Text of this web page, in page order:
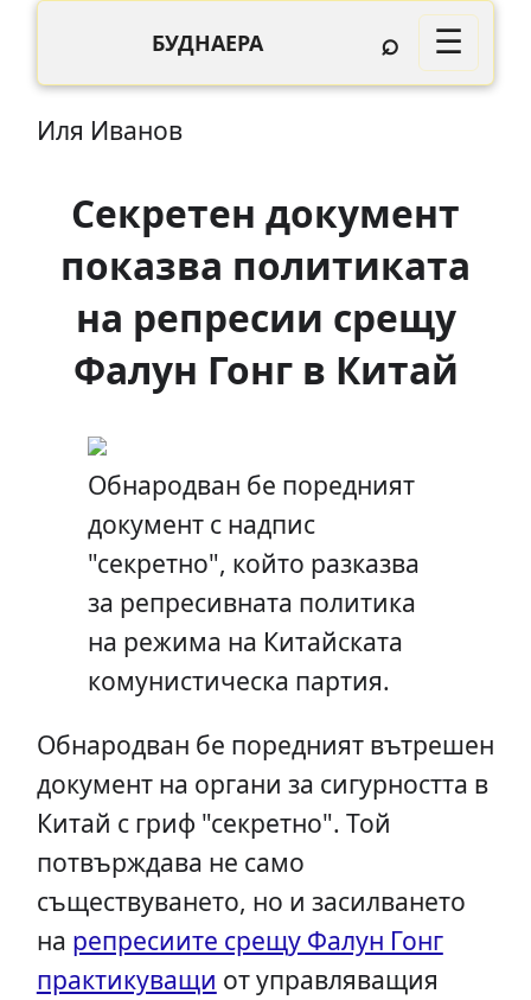
БУДНАЕРА ⌕ ☰
Иля Иванов
Секретен документ
показва политиката
на репресии срещу
Фалун Гонг в Китай
Обнародван бе поредният
документ с надпис
"секретно", който разказва
за репресивната политика
на режима на Китайската
комунистическа партия.
Обнародван бе поредният вътрешен
документ на органи за сигурността в
Китай с гриф "секретно". Той
потвърждава не само
съществуването, но и засилването
на репресиите срещу Фалун Гонг
практикуващи от управляващия